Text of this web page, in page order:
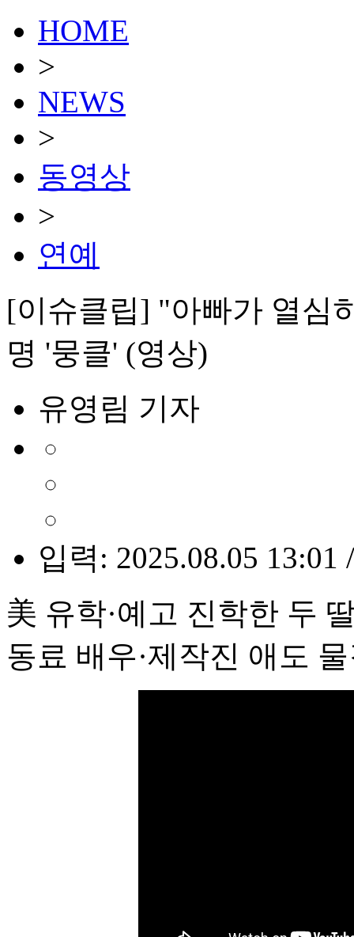
HOME
>
NEWS
>
동영상
>
연예
[이슈클립] "아빠가 열심
명 '뭉클' (영상)
유영림 기자
입력: 2025.08.05 13:01
美 유학·예고 진학한 두
동료 배우·제작진 애도